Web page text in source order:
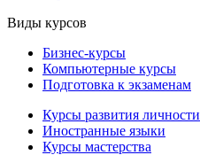
Виды курсов
Бизнес-курсы
Компьютерные курсы
Подготовка к экзаменам
Курсы развития личности
Иностранные языки
Курсы мастерства